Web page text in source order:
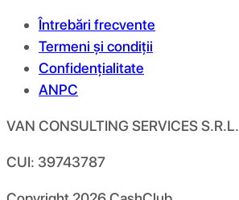
Întrebări frecvente
Termeni și condiții
Confidențialitate
ANPC
VAN CONSULTING SERVICES S.R.L.
CUI: 39743787